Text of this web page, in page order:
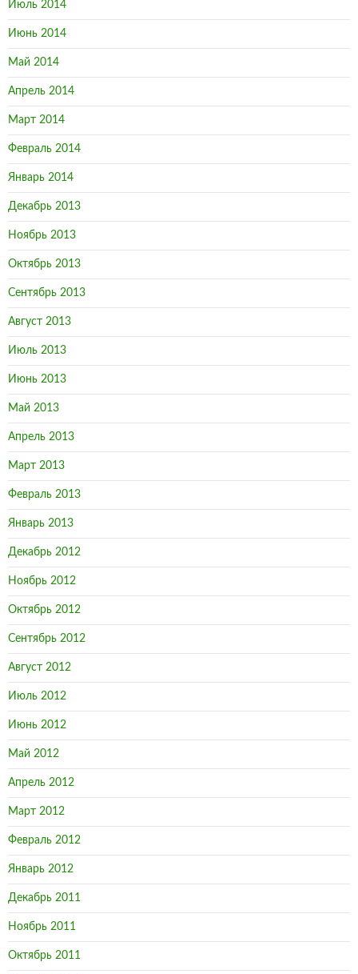
Июль 2014
Июнь 2014
Май 2014
Апрель 2014
Март 2014
Февраль 2014
Январь 2014
Декабрь 2013
Ноябрь 2013
Октябрь 2013
Сентябрь 2013
Август 2013
Июль 2013
Июнь 2013
Май 2013
Апрель 2013
Март 2013
Февраль 2013
Январь 2013
Декабрь 2012
Ноябрь 2012
Октябрь 2012
Сентябрь 2012
Август 2012
Июль 2012
Июнь 2012
Май 2012
Апрель 2012
Март 2012
Февраль 2012
Январь 2012
Декабрь 2011
Ноябрь 2011
Октябрь 2011